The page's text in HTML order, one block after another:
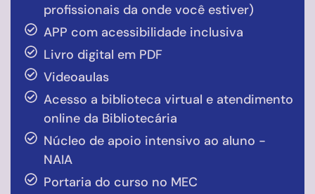
profissionais da onde você estiver)
APP com acessibilidade inclusiva
Livro digital em PDF
Videoaulas
Acesso a biblioteca virtual e atendimento
online da Bibliotecária
Núcleo de apoio intensivo ao aluno -
NAIA
Portaria do curso no MEC